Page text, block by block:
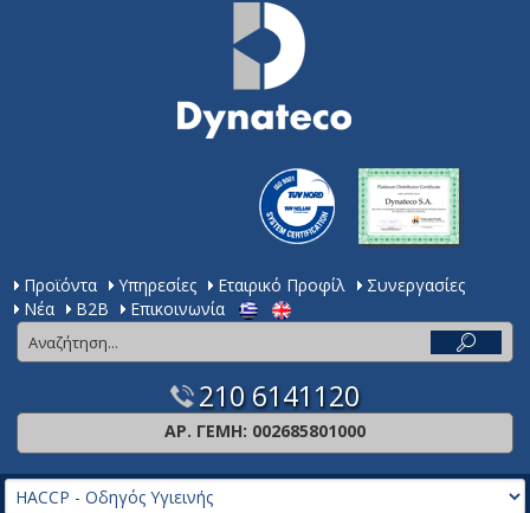
Προϊόντα Υπηρεσίες Εταιρικό Προφίλ
Συνεργασίες
Νέα
Β2Β Επικοινωνία
210 6141120
ΑΡ. ΓΕΜΗ: 002685801000